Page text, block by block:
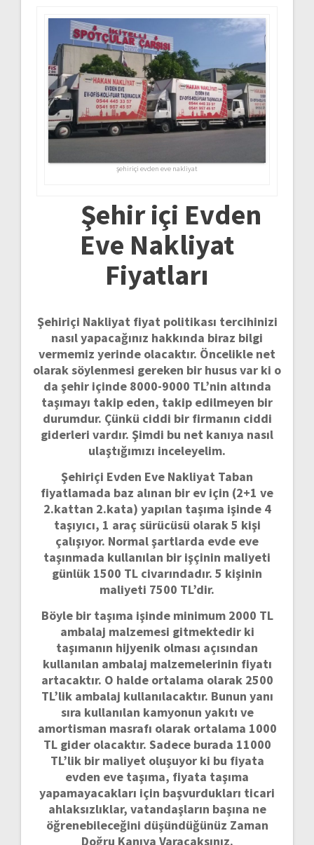
şehiriçi evden eve nakliyat
Şehir içi Evden
Eve Nakliyat
Fiyatları
Şehiriçi Nakliyat fiyat politikası tercihinizi
nasıl yapacağınız hakkında biraz bilgi
vermemiz yerinde olacaktır. Öncelikle net
olarak söylenmesi gereken bir husus var ki o
da şehir içinde 8000-9000 TL’nin altında
taşımayı takip eden, takip edilmeyen bir
durumdur. Çünkü ciddi bir firmanın ciddi
giderleri vardır. Şimdi bu net kanıya nasıl
ulaştığımızı inceleyelim.
Şehiriçi Evden Eve Nakliyat Taban
fiyatlamada baz alınan bir ev için (2+1 ve
2.kattan 2.kata) yapılan taşıma işinde 4
taşıyıcı, 1 araç sürücüsü olarak 5 kişi
çalışıyor. Normal şartlarda evde eve
taşınmada kullanılan bir işçinin maliyeti
günlük 1500 TL civarındadır. 5 kişinin
maliyeti 7500 TL’dir.
Böyle bir taşıma işinde minimum 2000 TL
ambalaj malzemesi gitmektedir ki
taşımanın hijyenik olması açısından
kullanılan ambalaj malzemelerinin fiyatı
artacaktır. O halde ortalama olarak 2500
TL’lik ambalaj kullanılacaktır. Bunun yanı
sıra kullanılan kamyonun yakıtı ve
amortisman masrafı olarak ortalama 1000
TL gider olacaktır. Sadece burada 11000
TL’lik bir maliyet oluşuyor ki bu fiyata
evden eve taşıma, fiyata taşıma
yapamayacakları için başvurdukları ticari
ahlaksızlıklar, vatandaşların başına ne
öğrenebileceğini düşündüğünüz Zaman
Doğru Kanıya Varacaksınız.